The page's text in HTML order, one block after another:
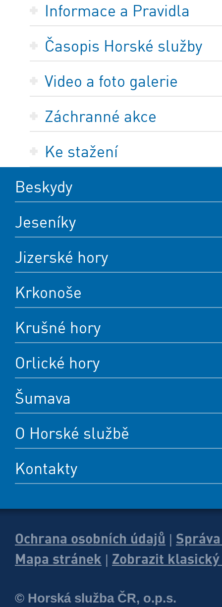
Informace a Pravidla
Časopis Horské služby
Video a foto galerie
Záchranné akce
Ke stažení
Beskydy
Jeseníky
Jizerské hory
Krkonoše
Krušné hory
Orlické hory
Šumava
O Horské službě
Kontakty
Ochrana osobních údajů |
Mapa stránek | Zobrazit
© Horská služba ČR, o.p.s.